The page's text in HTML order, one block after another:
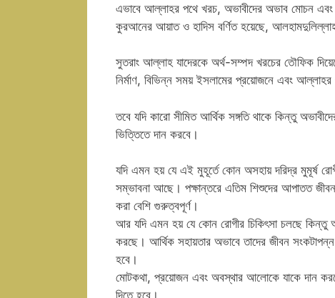
এভাবে আল্লাহর পথে খরচ, অভাবীদের অভাব মোচন এবং
কুরআনের আয়াত ও হাদিস বর্ণিত হয়েছে,
সুতরাং আল্লাহ যাদেরকে অর্থ-সম্পদ খরচের তৌফিক
নির্মাণ, বিভিন্ন সময় ইসলামের প্রয়োজনে এবং আল্লাহর
তবে যদি কারো সীমিত আর্থিক সঙ্গতি থাকে কিন্তু
ভিত্তিতে দান করবে।
যদি এমন হয় যে এই মুহূর্তে কোন অসহায় দরিদ্র মুমূর্ষ
সম্ভাবনা আছে। পক্ষান্তরে এতিম শিশুদের আপাতত
করা বেশি গুরুত্বপূর্ণ।
আর যদি এমন হয় যে কোন রোগীর চিকিৎসা চলছে কিন্তু
করছে। আর্থিক সহায়তার অভাবে তাদের জীবন
হবে।
মোটকথা, প্রয়োজন এবং অবস্থার আলোকে যাকে দান